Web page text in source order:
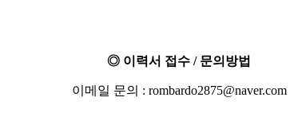
◎ 이력서 접수 / 문의방법
이메일 문의 : rombardo2875@naver.com